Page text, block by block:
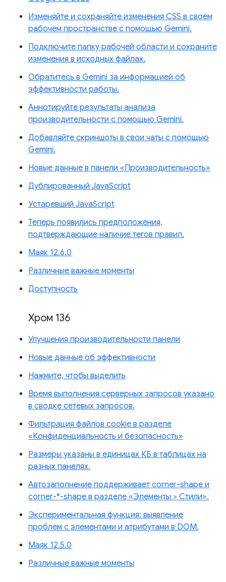
Изменяйте и сохраняйте изменения CSS в своем
рабочем пространстве с помощью Gemini.
Подключите папку рабочей области и сохраните
изменения в исходных файлах.
Обратитесь в Gemini за информацией об
эффективности работы.
Аннотируйте результаты анализа
производительности с помощью Gemini.
Добавляйте скриншоты в свои чаты с помощью
Gemini.
Новые данные в панели «Производительность»
Дублированный JavaScript
Устаревший JavaScript
Теперь появились предположения,
подтверждающие наличие тегов правил.
Маяк 12.6.0
Различные важные моменты
Доступность
Хром 136
Улучшения производительности панели
Новые данные об эффективности
Нажмите, чтобы выделить
Время выполнения серверных запросов указано
в сводке сетевых запросов.
Фильтрация файлов cookie в разделе
«Конфиденциальность и безопасность»
Размеры указаны в единицах КБ в таблицах на
разных панелях.
Автозаполнение поддерживает corner-shape и
corner-*-shape в разделе «Элементы > Стили».
Экспериментальная функция: выявление
проблем с элементами и атрибутами в DOM.
Маяк 12.5.0
Различные важные моменты